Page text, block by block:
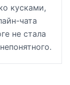
кусками,
чата
не стала